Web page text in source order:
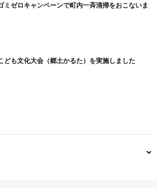
ミゼロキャンペーンで町内一斉清掃をおこないま
ども文化大会（郷土かるた）を実施しました